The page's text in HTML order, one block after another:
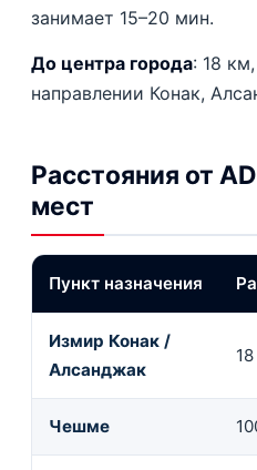
занимает 15–20 мин.
До центра города: 18
направлении Конак,
Расстояния от
мест
Пункт назначения
Измир Конак /
Алсанджак
18
Чешме